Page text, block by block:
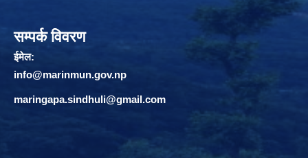
सम्पर्क विवरण
ईमेल:
info@marinmun.gov.np
maringapa.sindhuli@gmail.com